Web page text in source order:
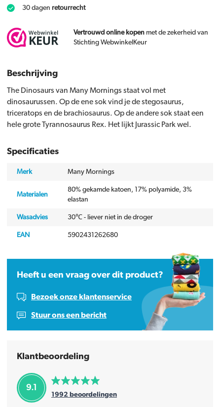
30 dagen retourrecht
Vertrouwd online kopen met de zekerheid van
Stichting WebwinkelKeur
Beschrijving
The Dinosaurs van Many Mornings staat vol met
dinosaurussen. Op de ene sok vind je de stegosaurus,
triceratops en de brachiosaurus. Op de andere sok staat een
hele grote Tyrannosaurus Rex. Het lijkt Jurassic Park wel.
Specificaties
Merk Many Mornings
Materialen
80% gekamde katoen, 17% polyamide, 3%
elastan
Wasadvies 30℃ - liever niet in de droger
EAN 5902431262680
Heeft u een vraag over dit product?
Bezoek onze klantenservice
Stuur ons een bericht
Klantbeoordeling
9.1
1992 beoordelingen